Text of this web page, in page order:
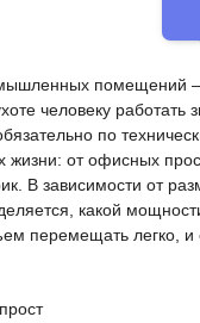
помещений
человеку работать
по
жизни: от офисных
В зависимости от
какой
перемещать легко, и